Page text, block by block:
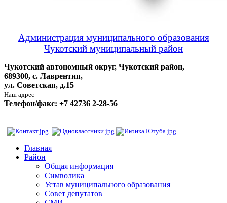
Администрация муниципального образования
Чукотский муниципальный район
Чукотский автономный округ, Чукотский район,
689300, с. Лаврентия,
ул. Советская, д.15
Наш адрес
Телефон/факс: +7 42736 2-28-56
Главная
Район
Общая информация
Символика
Устав муниципального образования
Совет депутатов